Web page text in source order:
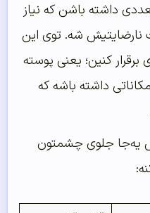
داشته باشن که نیاز
نارضایتیش شه. توی این
برقرار کنین؛ یعنی پوسته
داشته باشه که
یه‌جا جلوی چشمتون